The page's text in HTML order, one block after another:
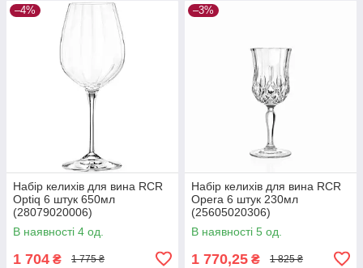
–4%
Набір келихів для вина RCR
Optiq 6 штук 650мл
(28079020006)
В наявності 4 од.
1 704 ₴ 1 775 ₴
–3%
Набір келихів для вина RCR
Opera 6 штук 230мл
(25605020306)
В наявності 5 од.
1 770,25 ₴ 1 825 ₴